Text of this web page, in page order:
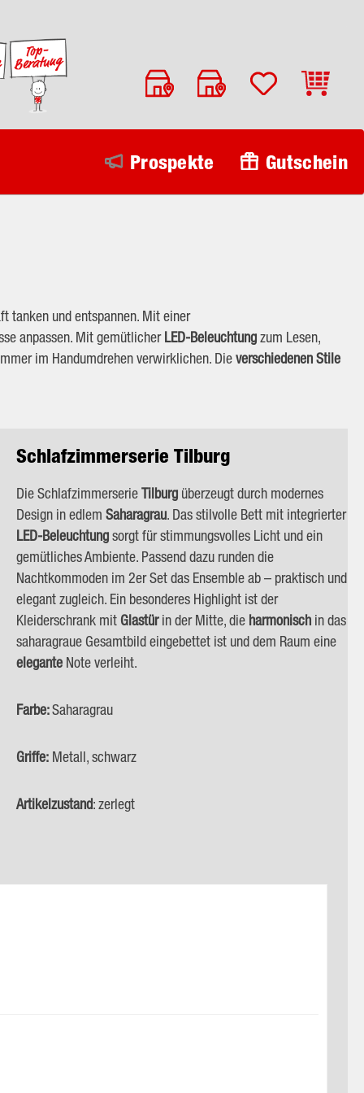
Prospekte Gutschein
tanken und entspannen. Mit einer
anpassen. Mit gemütlicherLED-Beleuchtungzum Lesen,
im Handumdrehen verwirklichen. DieverschiedenenStile
Schlafzimmerserie Tilburg
Die SchlafzimmerserieTilburg überzeugt durch modernes
Design in edlem Saharagrau. Das stilvolle Bett mit integrierter
LED-Beleuchtungsorgt für stimmungsvolles Licht und ein
gemütliches Ambiente. Passend dazu runden die
Nachtkommoden im 2er Set das Ensemble ab – praktisch und
elegant zugleich. Ein besonderes Highlight ist der
Kleiderschrank mit Glastürin der Mitte, die harmonisch in das
saharagraue Gesamtbild eingebettet ist und dem Raum eine
elegante Note verleiht.
Farbe:Saharagrau
Griffe: Metall, schwarz
Artikelzustand: zerlegt